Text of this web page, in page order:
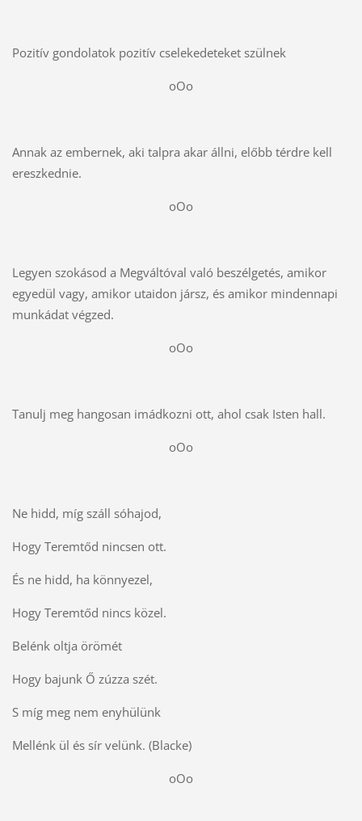
Pozitív gondolatok pozitív cselekedeteket szülnek
oOo
Annak az embernek, aki talpra akar állni, előbb térdre kell
ereszkednie.
oOo
Legyen szokásod a Megváltóval való beszélgetés, amikor
egyedül vagy, amikor utaidon jársz, és amikor mindennapi
munkádat végzed.
oOo
Tanulj meg hangosan imádkozni ott, ahol csak Isten hall.
oOo
Ne hidd, míg száll sóhajod,
Hogy Teremtőd nincsen ott.
És ne hidd, ha könnyezel,
Hogy Teremtőd nincs közel.
Belénk oltja örömét
Hogy bajunk Ő zúzza szét.
S míg meg nem enyhülünk
Mellénk ül és sír velünk. (Blacke)
oOo